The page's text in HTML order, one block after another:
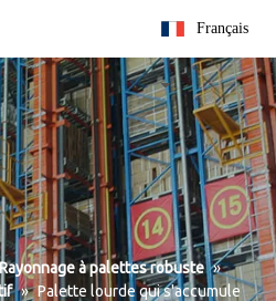
Français
Rayonnage à palettes robuste »
» Palette lourde qui s'accumule